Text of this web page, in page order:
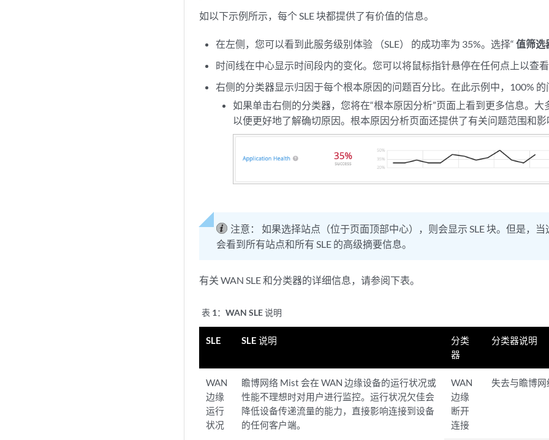
如以下示例所示，每个 SLE 块都提供了有价值的信息。
在左侧，您可以看到此服务级别体验 （SLE） 的成功率为 35%。选择“值筛选
时间线在中心显示时间段内的变化。您可以将鼠标指针悬停在任何点上以查看
右侧的分类器显示归因于每个根本原因的问题百分比。在此示例中，100% 的
如果单击右侧的分类器，您将在“根本原因分析”页面上看到更多信息。大
以便更好地了解确切原因。根本原因分析页面还提供了有关问题范围和影
注意：
如果选择站点（位于页面顶部中心），则会显示 SLE 块。但是，当
会看到所有站点和所有 SLE 的高级摘要信息。
有关 WAN SLE 和分类器的详细信息，请参阅下表。
表 1： WAN SLE 说明
SLE SLE 说明
分类
器
分类器说明
WAN
边缘
运行
状况
瞻博网络 Mist 会在 WAN 边缘设备的运行状况或
性能不理想时对用户进行监控。运行状况欠佳会
降低设备传递流量的能力，直接影响连接到设备
的任何客户端。
WAN
边缘
断开
连接
失去与瞻博